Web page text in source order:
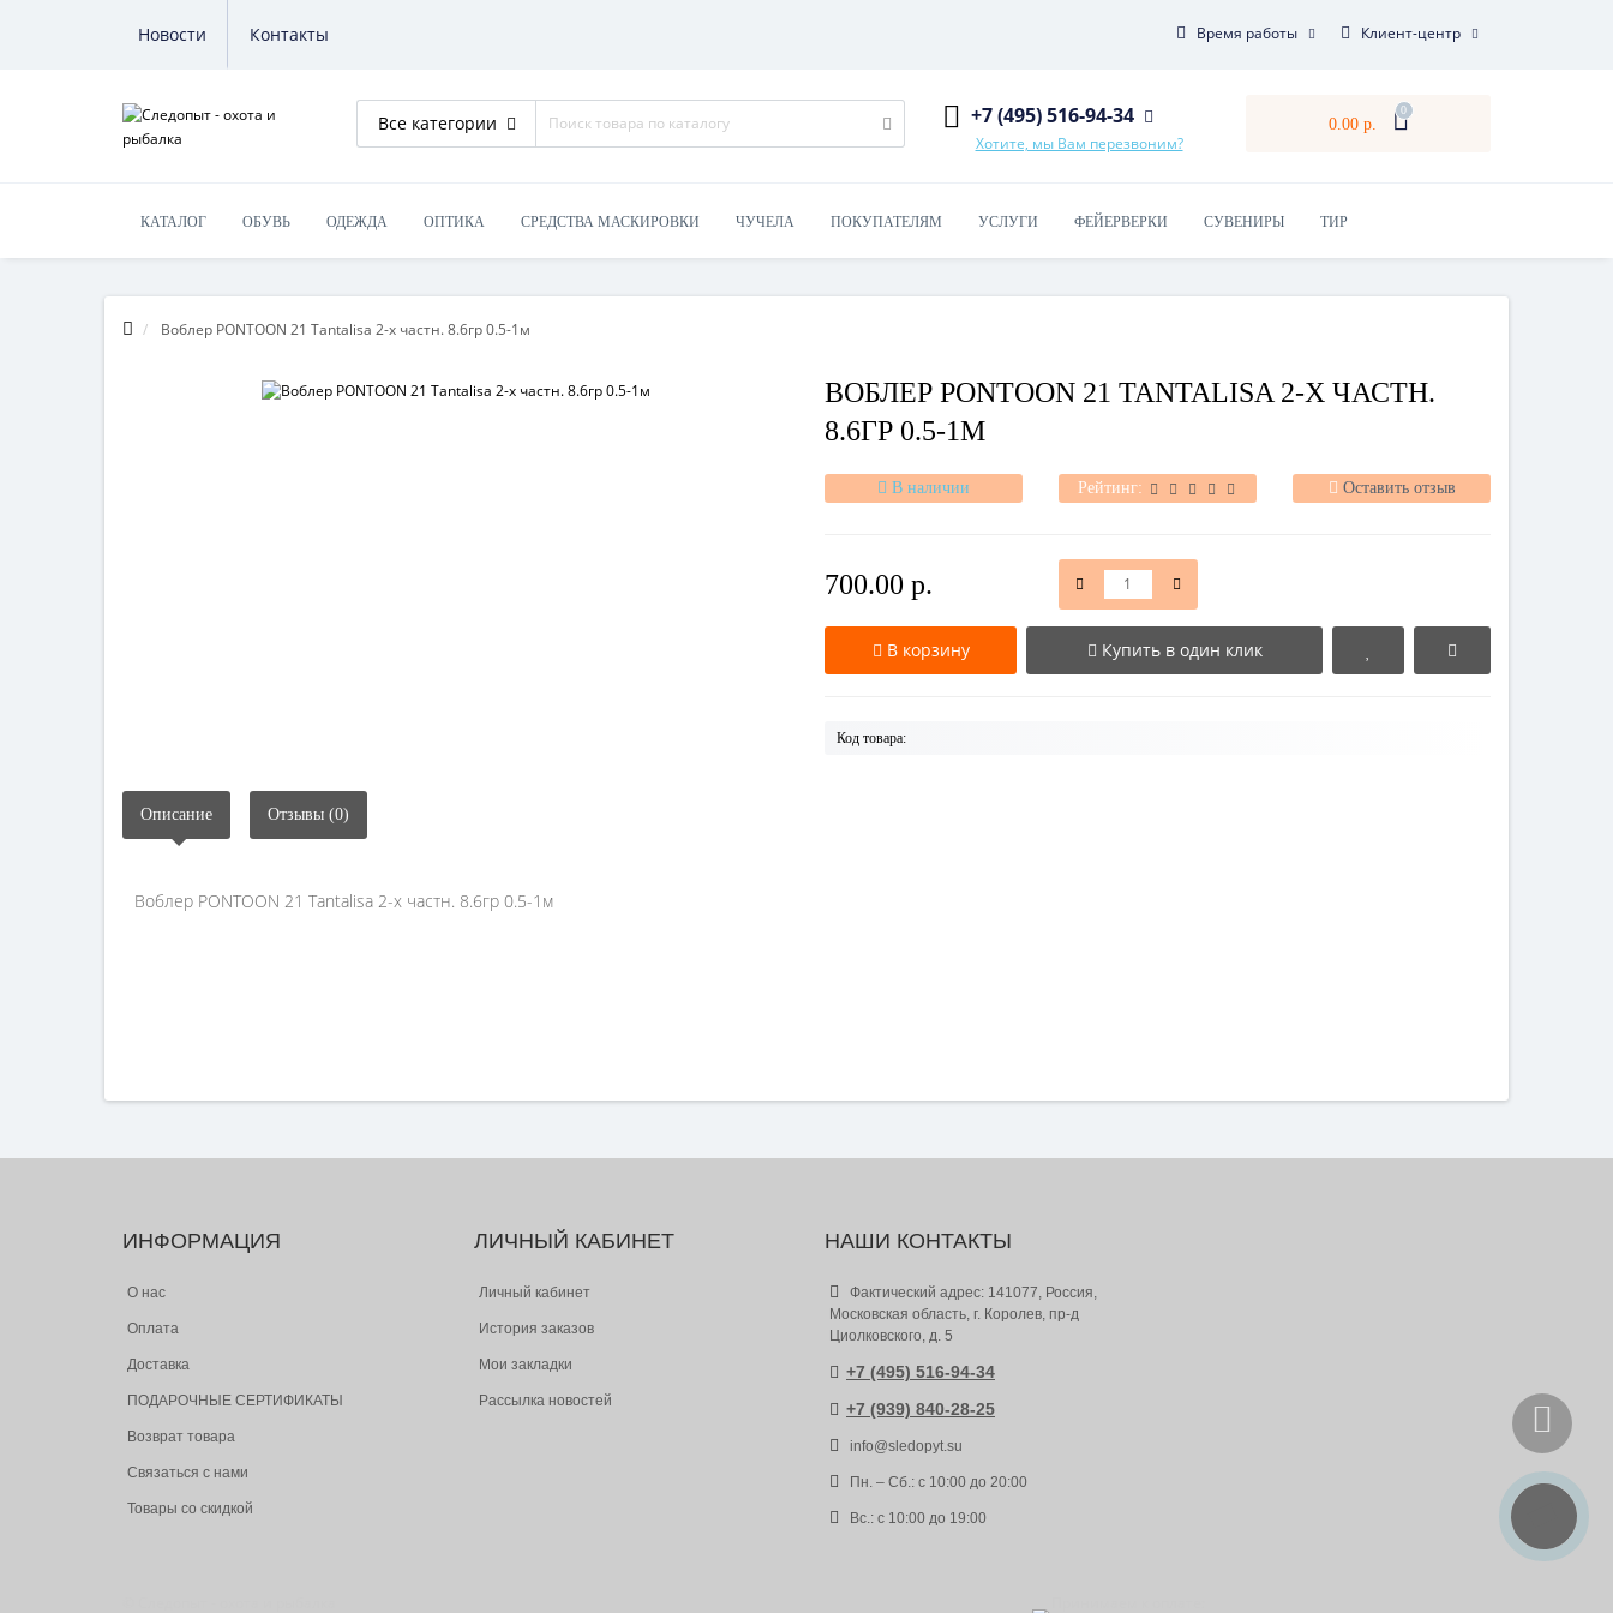
Новости Контакты Время работы Клиент-центр
Все категории +7 (495) 516-94-34
Хотите, мы Вам перезвоним?
0.00 р.
0
КАТАЛОГ ОБУВЬ ОДЕЖДА ОПТИКА СРЕДСТВА МАСКИРОВКИ ЧУЧЕЛА ПОКУПАТЕЛЯМ УСЛУГИ ФЕЙЕРВЕРКИ СУВЕНИРЫ ТИР
ОБУЧЕНИЕ НА ОРУЖИЕ
Воблер PONTOON 21 Tantalisa 2-x частн. 8.6гр 0.5-1м
ВОБЛЕР PONTOON 21 TANTALISA 2-X ЧАСТН.
8.6ГР 0.5-1М
В наличии Рейтинг: Оставить отзыв
700.00 р.
В корзину Купить в один клик
Код товара:
Описание Отзывы (0)
Воблер PONTOON 21 Tantalisa 2-x частн. 8.6гр 0.5-1м
ИНФОРМАЦИЯ
О нас
Оплата
Доставка
ПОДАРОЧНЫЕ СЕРТИФИКАТЫ
Возврат товара
Связаться с нами
Товары со скидкой
ЛИЧНЫЙ КАБИНЕТ
Личный кабинет
История заказов
Мои закладки
Рассылка новостей
НАШИ КОНТАКТЫ
Фактический адрес: 141077, Россия,
Московская область, г. Королев, пр-д
Циолковского, д. 5
+7 (495) 516-94-34
+7 (939) 840-28-25
info@sledopyt.su
Пн. – Сб.: с 10:00 до 20:00
Вс.: с 10:00 до 19:00